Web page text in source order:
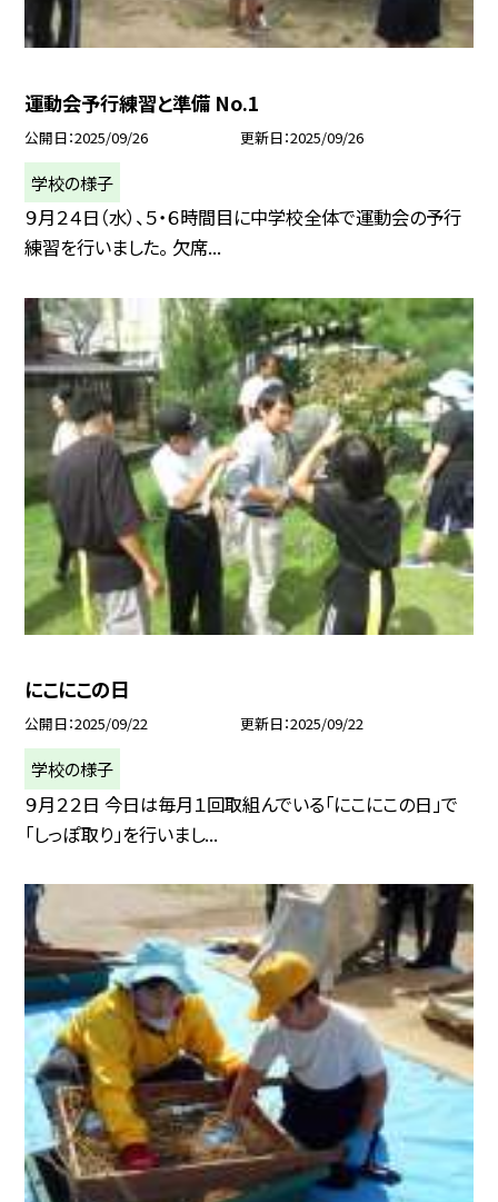
運動会予行練習と準備 No.1
公開日 2025/09/26 更新日 2025/09/26
学校の様子
９月２４日（水）、５・６時間目に中学校全体で運動会の予行
練習を行いました。 欠席...
にこにこの日
公開日 2025/09/22 更新日 2025/09/22
学校の様子
９月２２日 今日は毎月１回取組んでいる「にこにこの日」で
「しっぽ取り」を行いまし...